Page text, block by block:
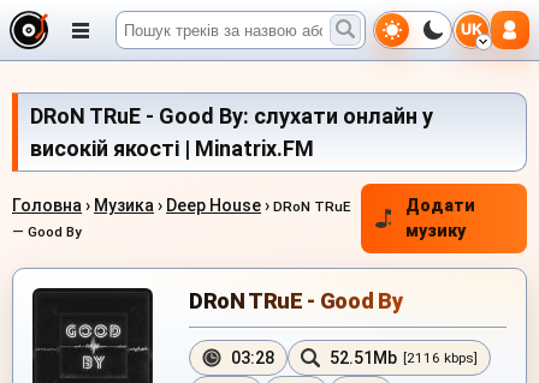
UK
DRoN TRuE - Good By: слухати онлайн у
високій якості | Minatrix.FM
Головна › Музика › Deep House› DRoN TRuE
— Good By
Додати
музику
DRoN TRuE - Good By
03:28 52.51Mb [2116 kbps]